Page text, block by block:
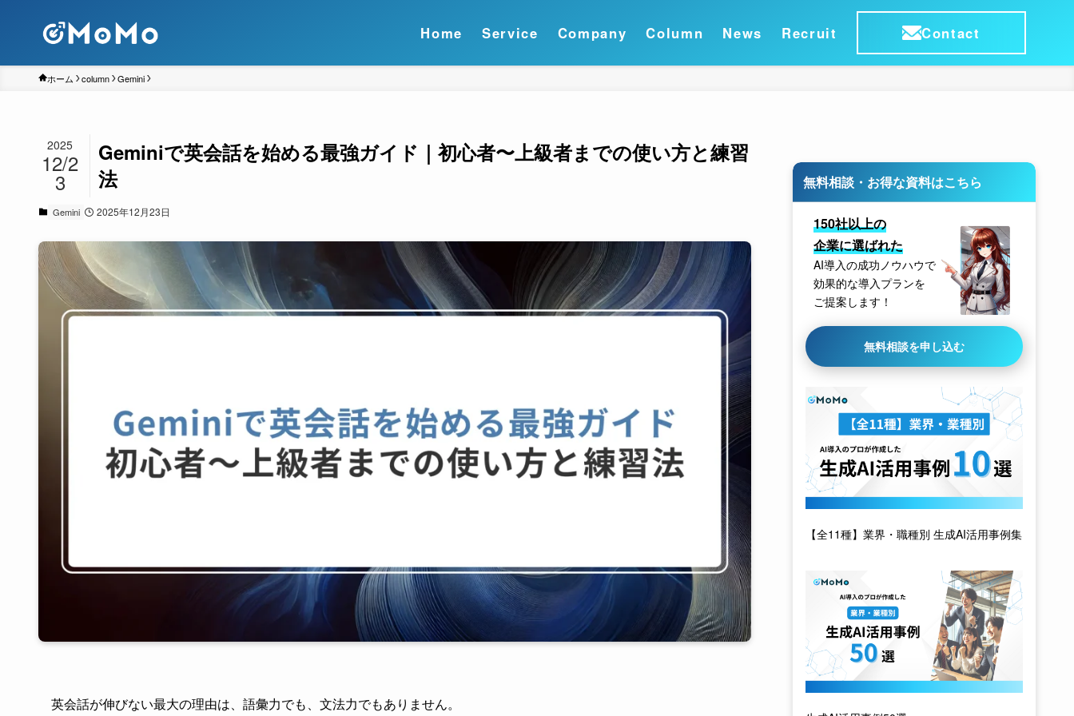
Home Service Company Column News Recruit Contact
ホーム column Gemini
Geminiで英会話を始める最強ガイド｜初心者〜上級者までの使い方と練習
法
2025
12/2
3
Gemini 2025年12月23日
英会話が伸びない最大の理由は、語彙力でも、文法力でもありません。
無料相談・お得な資料はこちら
150社以上の
企業に選ばれた
AI導入の成功ノウハウで
効果的な導入プランを
ご提案します！
無料相談を申し込む
【全11種】業界・職種別 生成AI活用事例集